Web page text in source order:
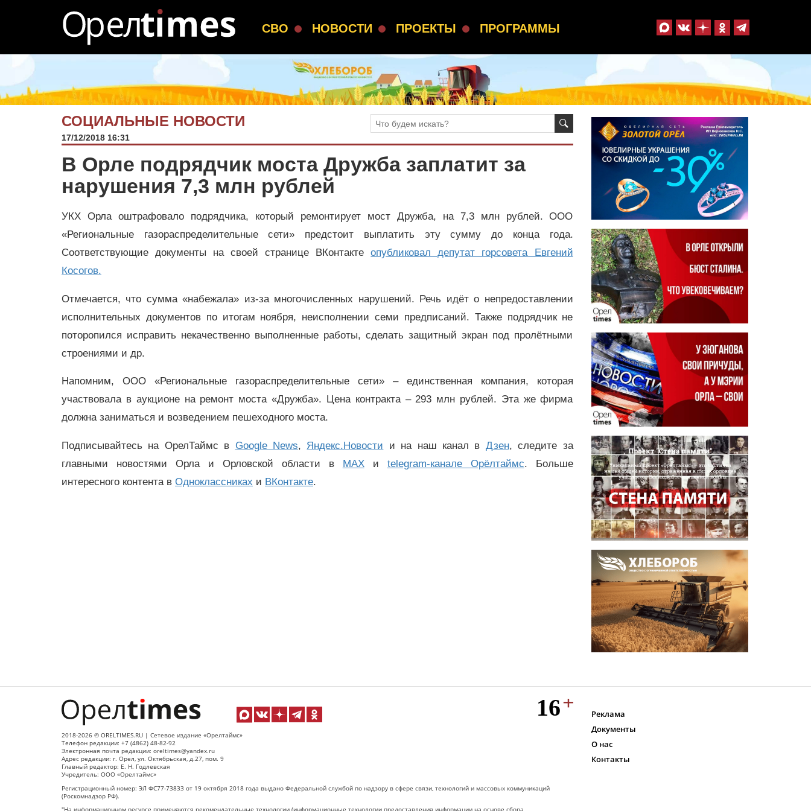
СВО НОВОСТИ ПРОЕКТЫ ПРОГРАММЫ
СОЦИАЛЬНЫЕ НОВОСТИ
17/12/2018 16:31
В Орле подрядчик моста Дружба заплатит за
нарушения 7,3 млн рублей
УКХ Орла оштрафовало подрядчика, который ремонтирует мост Дружба, на 7,3 млн рублей. ООО
«Региональные газораспределительные сети» предстоит выплатить эту сумму до конца года.
Соответствующие документы на своей странице ВКонтактеопубликовал депутат горсовета Евгений
Косогов.
Отмечается, что сумма «набежала» из-за многочисленных нарушений. Речь идёт о непредоставлении
исполнительных документов по итогам ноября, неисполнении семи предписаний. Также подрядчик не
поторопился исправить некачественно выполненные работы, сделать защитный экран под пролётными
строениями и др.
Напомним, ООО «Региональные газораспределительные сети» – единственная компания, которая
участвовала в аукционе на ремонт моста «Дружба». Цена контракта – 293 млн рублей. Эта же фирма
должна заниматься и возведением пешеходного моста.
Подписывайтесь на ОрелТаймс в Google News, Яндекс.Новости и на наш канал в Дзен, следите за
главными новостями Орла и Орловской области в
MAXи telegram-канале Орёлтаймс. Больше
интересного контента в Одноклассниках и ВКонтакте.
2018-2026 © ORELTIMES.RU | Сетевое издание «Орелтаймс»
Телефон редакции: +7 (4862) 48-82-92
Электронная почта редакции: oreltimes@yandex.ru
Адрес редакции: г. Орел, ул. Октябрьская, д.27, пом. 9
Главный редактор: Е. Н. Годлевская
Учредитель: ООО «Орелтаймс»
Регистрационный номер: ЭЛ ФС77-73833 от 19 октября 2018 года выдано Федеральной службой по надзору в сфере связи, технологий и массовых коммуникаций
(Роскомнадзор РФ).
Реклама
Документы
О нас
Контакты